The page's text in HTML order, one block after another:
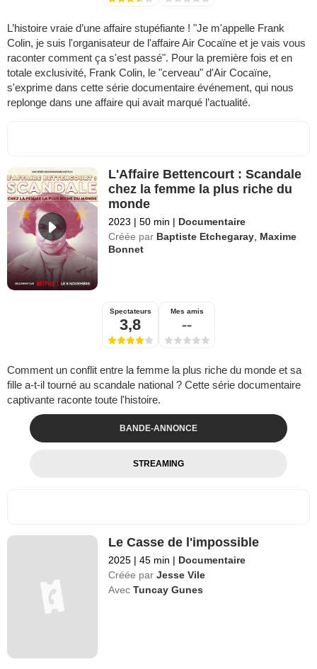
L’histoire vraie d’une affaire stupéfiante ! "Je m'appelle Frank
Colin, je suis l'organisateur de l'affaire Air Cocaïne et je vais vous
raconter comment ça s'est passé". Pour la première fois et en
totale exclusivité, Frank Colin, le "cerveau" d'Air Cocaïne,
s'exprime dans cette série documentaire événement, qui nous
replonge dans une affaire qui avait marqué l’actualité.
L'Affaire Bettencourt : Scandale
chez la femme la plus riche du
monde
2023 | 50 min | Documentaire
Créée par Baptiste Etchegaray Maxime
Bonnet
Spectateurs
3,8
Mes amis
--
Comment un conflit entre la femme la plus riche du monde et sa
fille a-t-il tourné au scandale national ? Cette série documentaire
captivante raconte toute l'histoire.
BANDE-ANNONCE
STREAMING
Le Casse de l'impossible
2025 | 45 min | Documentaire
Créée par Jesse Vile
Avec Tuncay Gunes